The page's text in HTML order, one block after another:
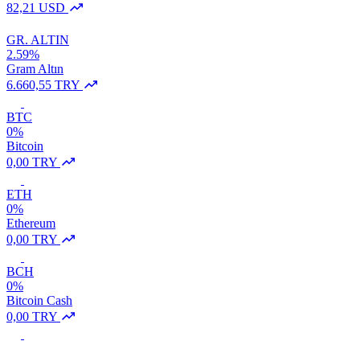
82,21 USD
GR. ALTIN
2.59%
Gram Altın
6.660,55 TRY
BTC
0%
Bitcoin
0,00 TRY
ETH
0%
Ethereum
0,00 TRY
BCH
0%
Bitcoin Cash
0,00 TRY